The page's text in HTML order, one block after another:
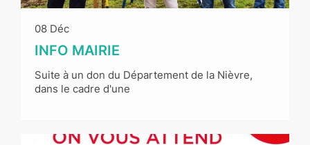
08 Déc
INFO MAIRIE
Suite à un don du Département de la Nièvre,
dans le cadre d'une